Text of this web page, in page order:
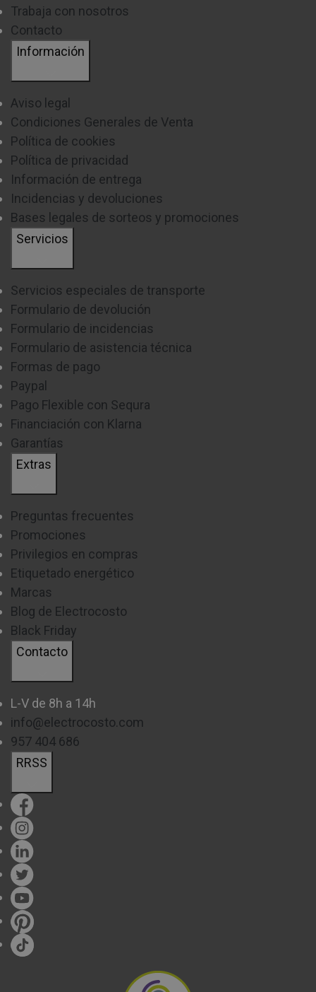
Trabaja con nosotros
Contacto
Información
Aviso legal
Condiciones Generales de Venta
Política de cookies
Política de privacidad
Información de entrega
Incidencias y devoluciones
Bases legales de sorteos y promociones
Servicios
Servicios especiales de transporte
Formulario de devolución
Formulario de incidencias
Formulario de asistencia técnica
Formas de pago
Paypal
Pago Flexible con Sequra
Financiación con Klarna
Garantías
Extras
Preguntas frecuentes
Promociones
Privilegios en compras
Etiquetado energético
Marcas
Blog de Electrocosto
Black Friday
Contacto
L-V de 8h a 14h
info@electrocosto.com
957 404 686
RRSS